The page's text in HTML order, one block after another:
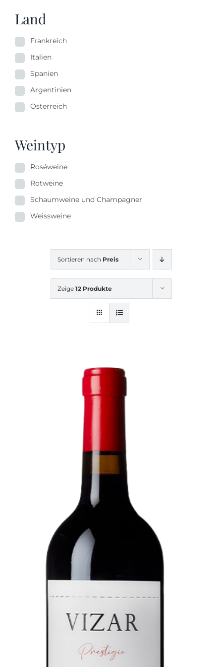
Sortieren nach Preis
Zeige 12 Produkte
Land
Frankreich
Italien
Spanien
Argentinien
Österreich
Weintyp
Roséweine
Rotweine
Schaumweine und Champagner
Weissweine